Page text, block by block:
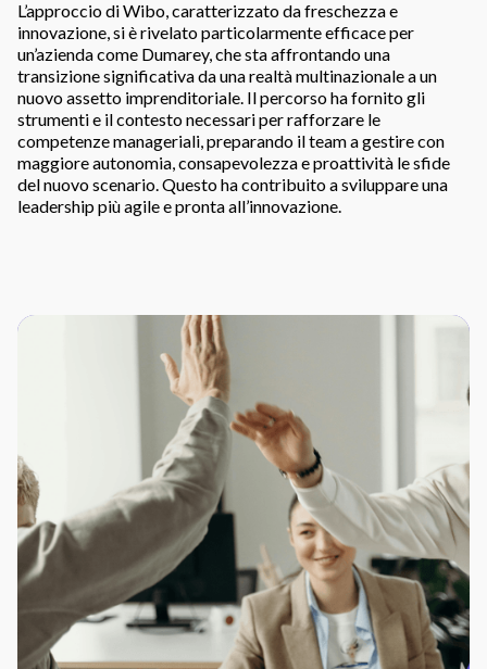
L’approccio di Wibo, caratterizzato da freschezza e
innovazione, si è rivelato particolarmente efficace per
un’azienda come Dumarey, che sta affrontando una
transizione significativa da una realtà multinazionale a un
nuovo assetto imprenditoriale. Il percorso ha fornito gli
strumenti e il contesto necessari per rafforzare le
competenze manageriali, preparando il team a gestire con
maggiore autonomia, consapevolezza e proattività le sfide
del nuovo scenario. Questo ha contribuito a sviluppare una
leadership più agile e pronta all’innovazione.